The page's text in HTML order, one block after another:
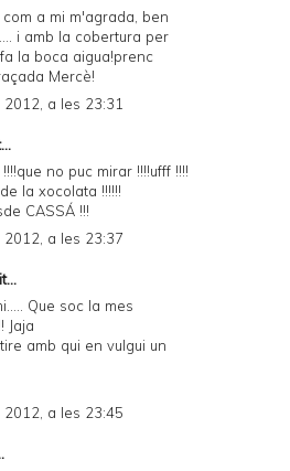
a mi m'agrada, ben
i amb la cobertura per
la boca aigua!prenc
Mercè!
2012, a les 23:31
no puc mirar !!!!ufff !!!!
la xocolata !!!!!!
CASSÁ !!!
2012, a les 23:37
Que soc la mes
Jaja
amb qui en vulgui un
2012, a les 23:45